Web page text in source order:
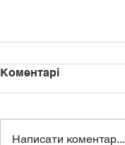
Коментарі
Написати коментар...